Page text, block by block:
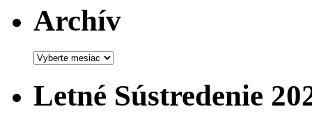
Archív
Archív
Letné Sústredenie